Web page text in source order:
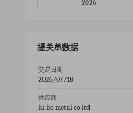
2026
提关单数据
交易日期
2026/07/18
供应商
hi ho metal co.ltd.